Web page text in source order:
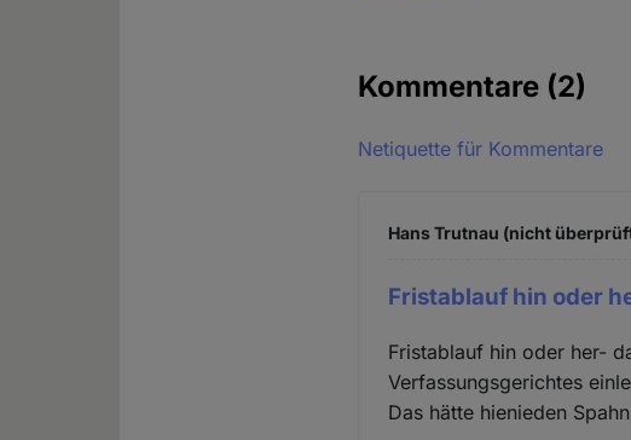
Kommentare (2)
Netiquette für Kommentare
Hans Trutnau (nicht
Fristablauf hin oder
Fristablauf hin oder her-
Verfassungsgerichtes
Das hätte hienieden